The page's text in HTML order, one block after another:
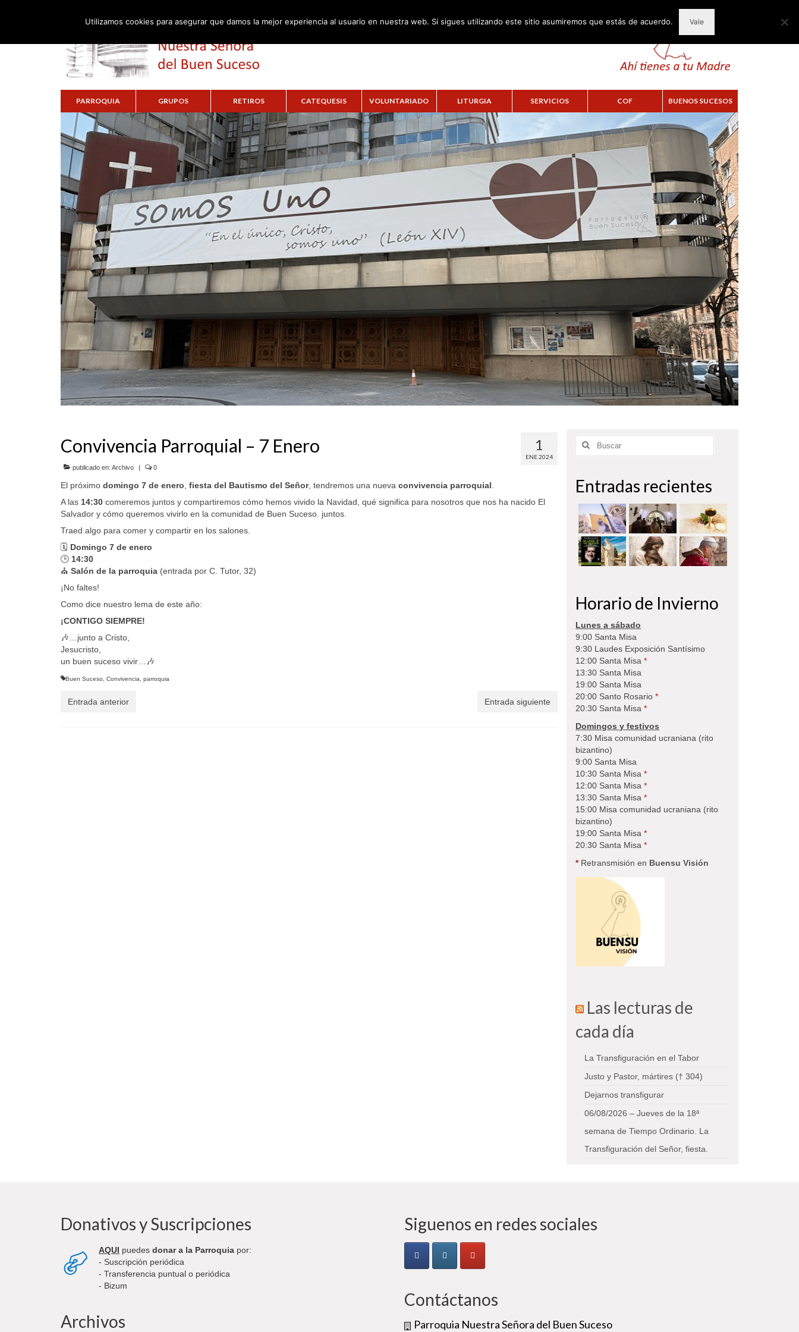
PARROQUIA GRUPOS RETIROS CATEQUESIS VOLUNTARIADO LITURGIA SERVICIOS COF BUENOS SUCESOS
1
ENE 2024
Convivencia Parroquial – 7 Enero
publicado en: Archivo | 0
El próximo domingo 7 de enero fiesta del Bautismo del Señor, tendremos una nueva convivencia parroquial
A las 14:30 comeremos juntos y compartiremos cómo hemos vivido la Navidad, qué significa para nosotros que nos ha nacido El
Salvador y cómo queremos vivirlo en la comunidad de Buen Suceso. juntos.
Traed algo para comer y compartir en los salones.
🗓️ Domingo 7 de enero
🕒 14:30
⛪️ Salón de la parroquia (entrada por C. Tutor, 32)
¡No faltes!
Como dice nuestro lema de este año:
¡CONTIGO SIEMPRE!
🎶…junto a Cristo,
Jesucristo,
un buen suceso vivir…🎶
Buen Suceso Convivencia parroquia
Entrada anterior Entrada siguiente
Buscar
por:
Entradas recientes
Horario de Invierno
Lunes a sábado
9:00 Santa Misa
9:30 Laudes Exposición Santísimo
12:00 Santa Misa*
13:30 Santa Misa
19:00 Santa Misa
20:00 Santo Rosario*
20:30 Santa Misa*
Domingos y festivos
7:30 Misa comunidad ucraniana (rito
bizantino)
9:00 Santa Misa
10:30 Santa Misa*
12:00 Santa Misa*
13:30 Santa Misa*
15:00 Misa comunidad ucraniana (rito
bizantino)
19:00 Santa Misa*
20:30 Santa Misa*
*Retransmisión en Buensu Visión
Las lecturas de
cada día
La Transfiguración en el Tabor
Justo y Pastor, mártires († 304)
Dejarnos transfigurar
06/08/2026 – Jueves de la 18ª
semana de Tiempo Ordinario. La
Transfiguración del Señor, fiesta.
Donativos y Suscripciones
AQUI puedes donar a la Parroquia por:
- Suscripción periódica
- Transferencia puntual o periódica
- Bizum
Archivos
Siguenos en redes sociales
Contáctanos
Parroquia Nuestra Señora del Buen Suceso
Utilizamos cookies para asegurar que damos la mejor experiencia al usuario en nuestra web. Si sigues utilizando este sitio asumiremos que estás de acuerdo. Vale